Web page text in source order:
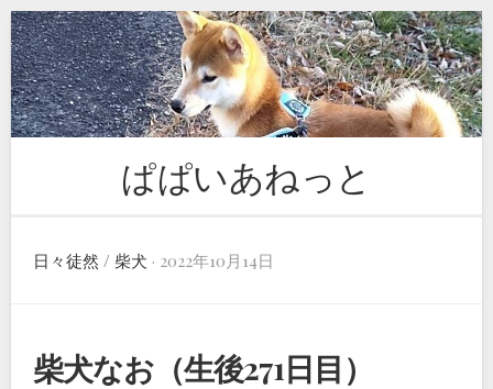
Skip
to
content
ぱぱいあねっと
日々徒然 / 柴犬 · 2022年10月14日
柴犬なお（生後271日目）